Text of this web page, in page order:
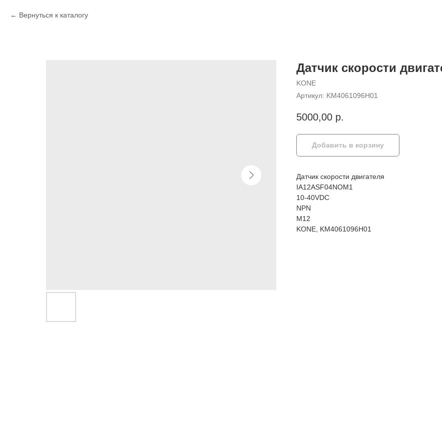
Вернуться к каталогу
Датчик скорости
KONE
Артикул: KM4061096H01
5000,00 р.
Добавить в корзину
Датчик скорости двигателя
IA12ASF04NOM1
10-40VDC
NPN
M12
KONE, KM4061096H01